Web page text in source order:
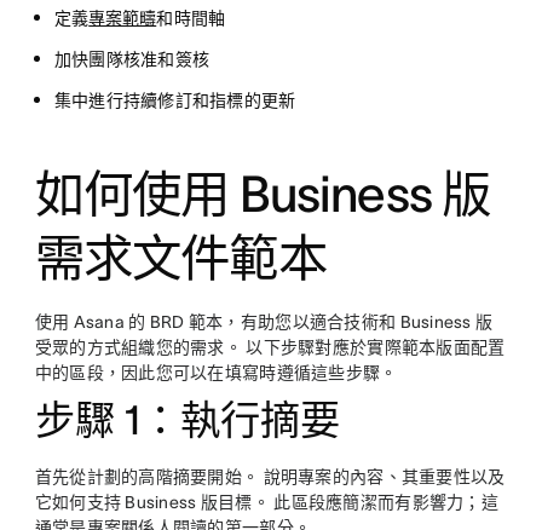
定義專案範疇和時間軸
加快團隊核准和簽核
集中進行持續修訂和指標的更新
如何使用 Business 版
需求文件範本
使用 Asana 的 BRD 範本，有助您以適合技術和 Business 版
受眾的方式組織您的需求。 以下步驟對應於實際範本版面配置
中的區段，因此您可以在填寫時遵循這些步驟。
步驟 1：執行摘要
首先從計劃的高階摘要開始。 說明專案的內容、其重要性以及
它如何支持 Business 版目標。 此區段應簡潔而有影響力；這